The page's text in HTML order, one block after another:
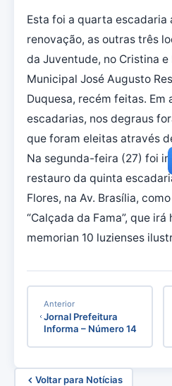
Esta foi a quarta escadaria
renovação, as outras três
da Juventude, no Cristina e
Municipal José Augusto
Duquesa, recém feitas. Em
escadarias, nos degraus
que foram eleitas através
Na segunda-feira (27) foi
restauro da quinta
Flores, na Av. Brasília,
“Calçada da Fama”, que
memorian 10 luzienses
Anterior
Jornal Prefeitura
Informa – Número 14
Voltar para Notícias